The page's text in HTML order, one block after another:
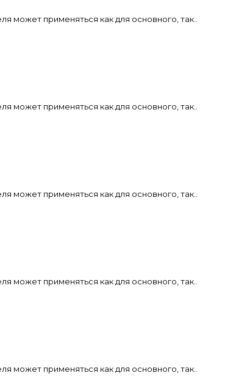
может применяться как для основного, так..
может применяться как для основного, так..
может применяться как для основного, так..
может применяться как для основного, так..
может применяться как для основного, так..